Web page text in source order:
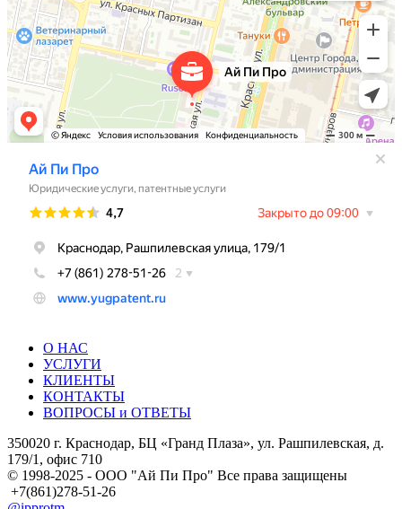
О НАС
УСЛУГИ
КЛИЕНТЫ
КОНТАКТЫ
ВОПРОСЫ и ОТВЕТЫ
350020 г. Краснодар, БЦ «Гранд Плаза», ул. Рашпилевская, д.
179/1, офис 710
© 1998-2025 - ООО "Ай Пи Про" Все права защищены
+7(861)278-51-26